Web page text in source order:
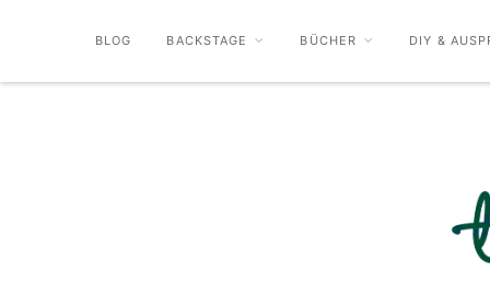
BLOG BACKSTAGE BÜCHER DIY &